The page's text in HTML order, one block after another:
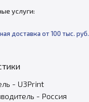
услуги:
доставка от 100 тыс. руб.
- U3Print
- Россия